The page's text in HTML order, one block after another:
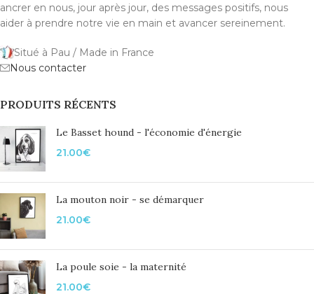
ancrer en nous, jour après jour, des messages positifs, nous
aider à prendre notre vie en main et avancer sereinement.
Situé à Pau / Made in France
Nous contacter
PRODUITS RÉCENTS
Le Basset hound - l'économie d'énergie
21.00€
La mouton noir - se démarquer
21.00€
La poule soie - la maternité
21.00€